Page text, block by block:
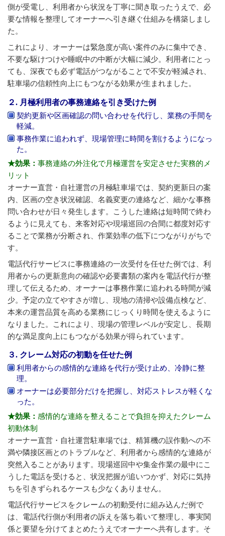
側が受電し、利用者から状況を丁寧に聞き取ったうえで、必
要な情報を整理してオーナーへ引き継ぐ仕組みを構築しまし
た。
これにより、オーナーは緊急度が高い案件のみに集中でき、
不要な駆けつけや睡眠中の中断が大幅に減少。利用者にとっ
ても、深夜でも必ず電話がつながることで不安が軽減され、
駐車場の信頼性向上にもつながる効果が生まれました。
２. 月極利用者の事務連絡を引き受けた例
契約更新や区画確認の問い合わせを代行し、業務の手間を
軽減。
事務作業に追われず、現場管理に時間を割けるようになっ
た。
★効果： 事務連絡の外注化で月極運営を安定させた実務的メ
リット
オーナー直営・自社運営の月極駐車場では、契約更新日の案
内、区画の空き状況確認、名義変更の連絡など、細かな事務
問い合わせが日々発生します。こうした連絡は短時間で終わ
るように見えても、来客対応や現場巡回の合間に都度対応す
ることで業務が分断され、作業効率の低下につながりがちで
す。
電話代行サービスに事務連絡の一次受付を任せた例では、利
用者からの更新意向の確認や必要書類の案内を電話代行が整
理して伝えるため、オーナーは事務作業に追われる時間が減
少。予定の立てやすさが増し、現地の清掃や設備点検など、
本来の運営品質を高める業務にじっくり時間を使えるように
なりました。これにより、現場の管理レベルが安定し、長期
的な満足度向上にもつながる効果が得られています。
３. クレーム対応の初動を任せた例
利用者からの感情的な連絡を代行が受け止め、冷静に整
理。
オーナーは必要部分だけを把握し、対応ストレスが軽くな
った。
★効果： 感情的な連絡を整えることで負担を抑えたクレーム
初動体制
オーナー直営・自社運営駐車場では、精算機の誤作動への不
満や隣接区画とのトラブルなど、利用者から感情的な連絡が
突然入ることがあります。現場巡回中や集金作業の最中にこ
うした電話を受けると、状況把握が追いつかず、対応に気持
ちを引きずられるケースも少なくありません。
電話代行サービスをクレームの初動受付に組み込んだ例で
は、電話代行側が利用者の訴えを落ち着いて整理し、事実関
係と要望を分けてまとめたうえでオーナーへ共有します。そ